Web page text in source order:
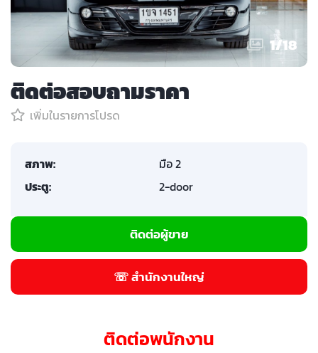
1/18
ติดต่อสอบถามราคา
เพิ่มในรายการโปรด
สภาพ:
มือ 2
ประตู:
2-door
ติดต่อผู้ขาย
☏ สำนักงานใหญ่
ติดต่อพนักงาน